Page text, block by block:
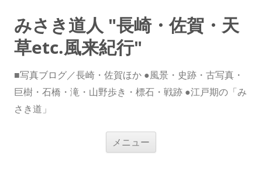
みさき道人 "長崎・佐賀・天
草etc.風来紀行"
■写真ブログ／長崎・佐賀ほか ●風景・史跡・古写真・
巨樹・石橋・滝・山野歩き・標石・戦跡 ●江戸期の「み
さき道」
メニュー